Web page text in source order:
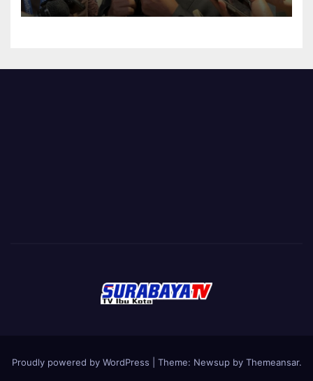
Proudly powered by WordPress Theme: Newsupby Themeansar.